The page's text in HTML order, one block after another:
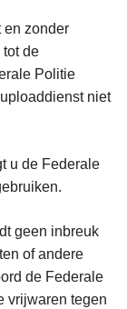
en zonder
de
Politie
niet
u de Federale
geen inbreuk
of andere
de Federale
vrijwaren tegen